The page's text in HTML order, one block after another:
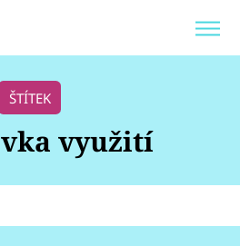
POKOJOVÉ KVĚTINY
ŠTÍTEK
využití